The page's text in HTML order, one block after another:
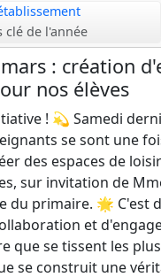
clé de l'année
: création
nos élèves
! 💫 Samedi
se sont une
des espaces de
sur invitation de
du primaire. 🌟 C'est
et
que se tissent les
se construit une